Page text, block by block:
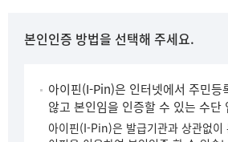
본인인증 방법을 선택해 주세요.
아이핀(I-Pin)은 인터넷에서 주민등
않고 본인임을 인증할 수 있는 수단
아이핀(I-Pin)은 발급기관과 상관없이